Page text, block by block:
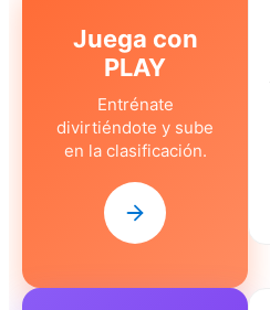
Juega con
PLAY
Entrénate
divirtiéndote y sube
en la clasificación.